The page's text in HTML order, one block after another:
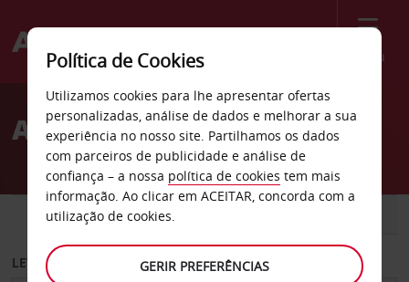
Menu
Welcome
AvisAluguer de carros Mardin
CARRO
LEVANTAR EM
Política de Cookies
Utilizamos cookies para lhe apresentar ofertas
personalizadas, análise de dados e melhorar a sua
experiência no nosso site. Partilhamos os dados
com parceiros de publicidade e análise de
confiança – a nossa política de cookies tem mais
informação. Ao clicar em ACEITAR, concorda com a
utilização de cookies.
GERIR PREFERÊNCIAS